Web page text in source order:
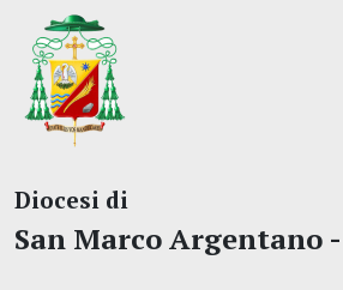
Diocesi di
San Marco Argentano